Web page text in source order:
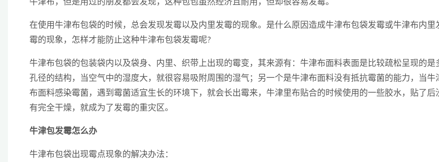
抗
菌
科
技
有
限
公
在使用牛津布包袋的时候，总会发现发霉以及内里发霉的现象。是什么原因造成牛津布包袋发霉或牛津布内里
霉的现象，怎样才能防止这种牛津布包袋发霉呢?
牛津布包袋的包装袋内以及袋身、内里、织带上出现的霉变，其来源有：牛津布面料表面是比较疏松呈现的是
孔径的结构，当空气中的湿度大，就很容易吸附周围的湿气；另一个是牛津布面料没有抵抗霉菌的能力，当牛
布面料感染霉菌，遇到霉菌适宜生长的环境下，就会长出霉来，牛津里布贴合的时候使用的一些胶水，贴了后
有完全干燥，就成为了发霉的重灾区。
牛津包发霉怎么办
牛津布包袋出现霉点现象的解决办法：